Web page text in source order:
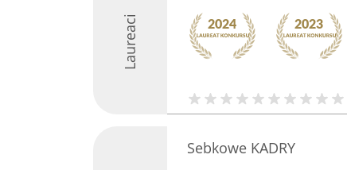
Laureaci
Sebkowe KADRY